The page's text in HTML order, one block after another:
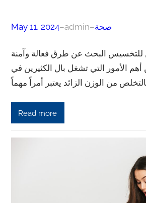
May 11, 2024–admin–صحة
للتخسيس البحث عن طرق فعالة وآمنة
الأمور التي تشغل بال الكثيرين في
Read more